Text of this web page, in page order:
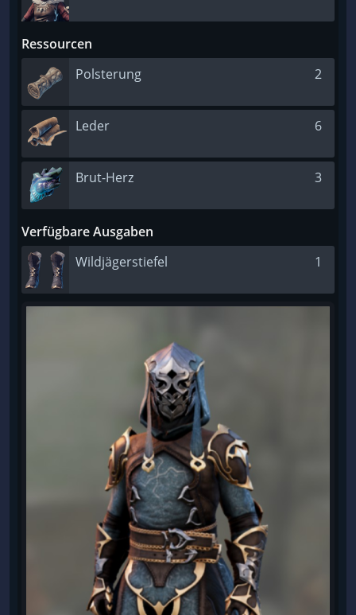
Ressourcen
Polsterung
2
Leder 6
Brut-Herz 3
Verfügbare Ausgaben
Wildjägerstiefel
1